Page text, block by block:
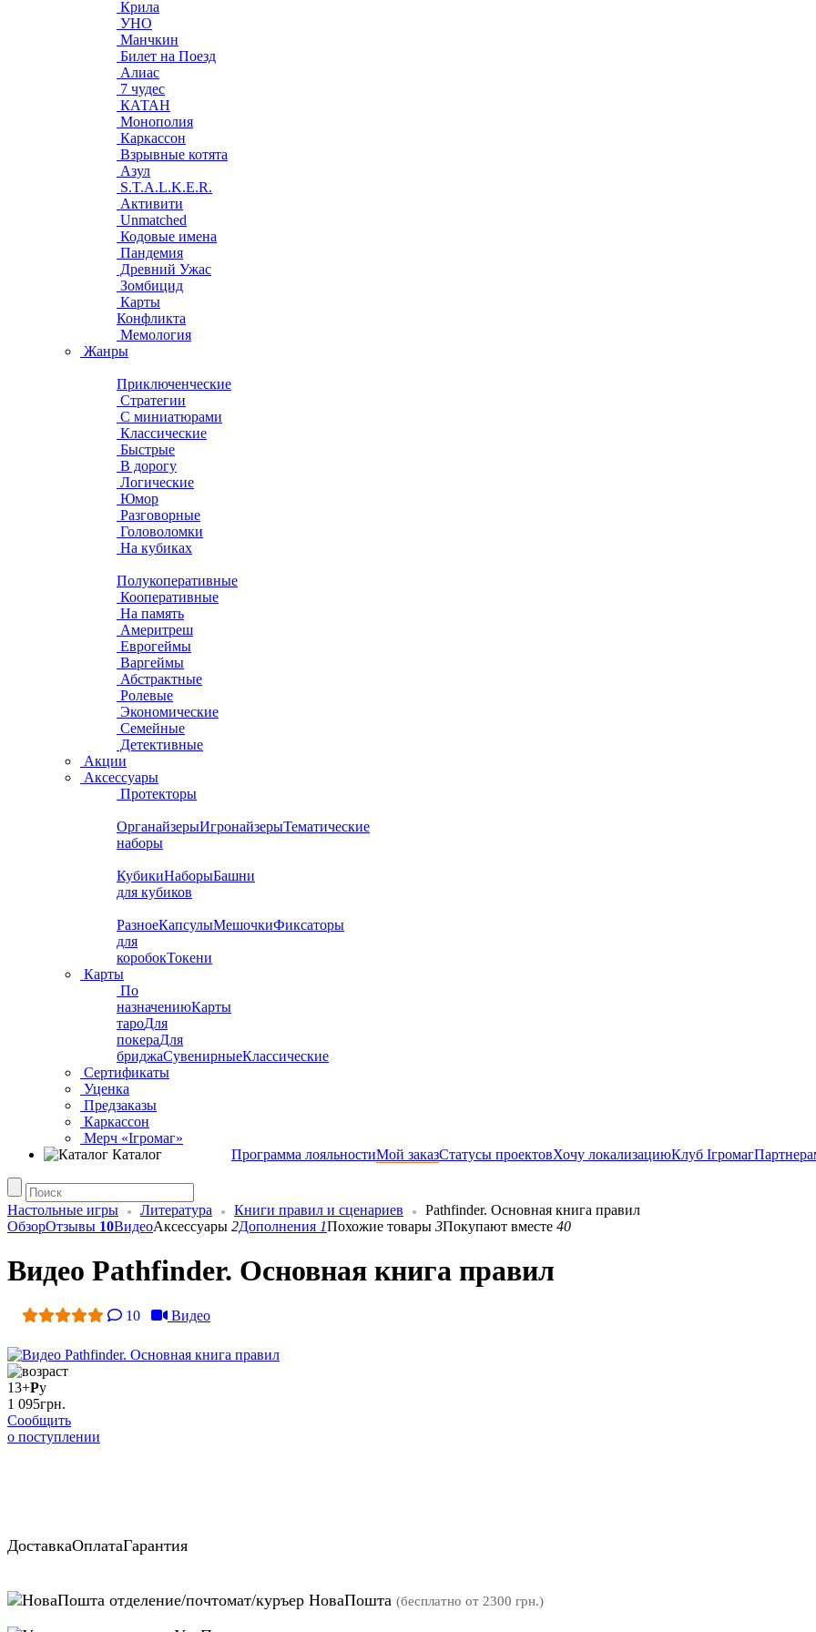
Крила
УНО
Манчкин
Билет на Поезд
Алиас
7 чудес
КАТАН
Монополия
Каркассон
Взрывные котята
Азул
S.T.A.L.K.E.R.
Активити
Unmatched
Кодовые имена
Пандемия
Древний Ужас
Зомбицид
Карты
Конфликта
Мемология
Жанры
Приключенческие
Стратегии
С миниатюрами
Классические
Быстрые
В дорогу
Логические
Юмор
Разговорные
Головоломки
На кубиках
Полукоперативные
Кооперативные
На память
Америтреш
Еврогеймы
Варгеймы
Абстрактные
Ролевые
Экономические
Семейные
Детективные
Акции
Аксессуары
Протекторы
ОрганайзерыИгронайзерыТематические
наборы
КубикиНаборыБашни
для кубиков
РазноеКапсулыМешочкиФиксаторы
для
коробокТокени
Карты
По
назначениюКарты
тароДля
покераДля
бриджаСувенирныеКлассические
Сертификаты
Уценка
Предзаказы
Каркассон
Мерч «Ігромаг»
Каталог
Программа лояльностиМой заказСтатусы проектовХочу локализациюКлуб Ігромаг
Настольные игры Литература Книги правил и сценариев
Pathfinder. Основная книга правил
ОбзорОтзывы 10ВидеоАксессуары 2Дополнения 1Похожие товары 3Покупают вместе 40
Видео Pathfinder. Основная книга правил
10 Видео
13+Ру
1 095грн.
Сообщить
о поступлении
ДоставкаОплатаГарантия
отделение/почтомат/куръер НоваПошта (бесплатно от 2300 грн.)